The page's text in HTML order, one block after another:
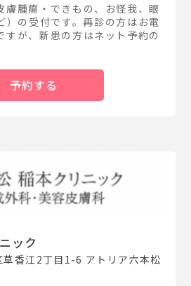
膚腫瘍・できもの、お怪我、眼
）の受付です。再診の方はお電
すが、新患の方はネット予約の
予約する
ック
香江2丁目1-6 アトリア六本松